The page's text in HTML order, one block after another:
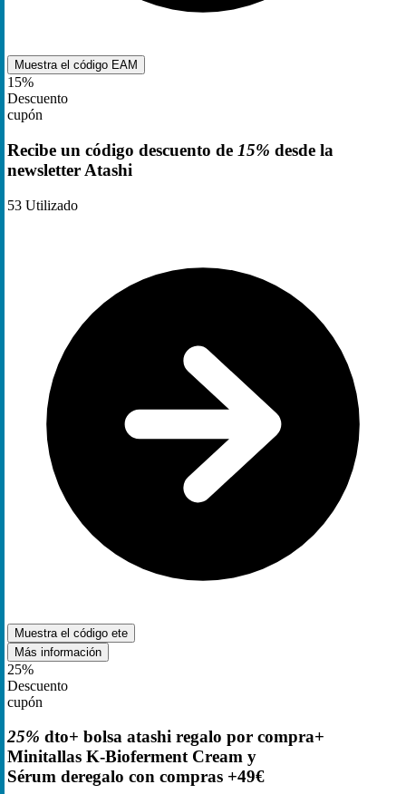
Muestra el código EAM
15%
Descuento
cupón
Recibe un código descuento de 15% desde la
newsletter Atashi
53 Utilizado
Muestra el código ete
Más información
25%
Descuento
cupón
25% dto+ bolsa atashi regalo por compra+
Minitallas K-Bioferment Cream y
Sérum deregalo con compras +49€